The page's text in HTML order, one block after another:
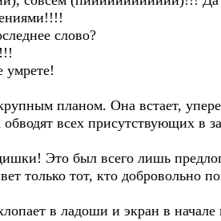
слово?
умрете!
планом. Она встает,
обводят всех присутствующих в
Это был всего лишь
только тот, кто добровольно
в ладоши и экран в